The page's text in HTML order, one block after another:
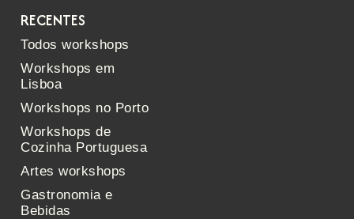
RECENTES
Todos workshops
Workshops em
Lisboa
Workshops no Porto
Workshops de
Cozinha Portuguesa
Artes workshops
Gastronomia e
Bebidas